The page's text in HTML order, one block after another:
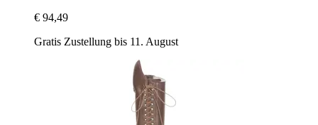
€ 94,49
Gratis Zustellung bis 11. August